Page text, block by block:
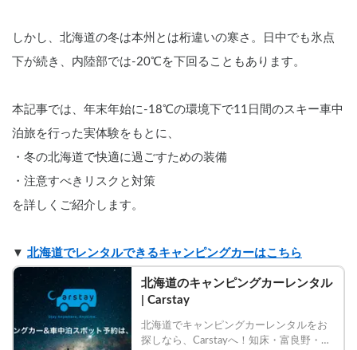
しかし、北海道の冬は本州とは桁違いの寒さ。日中でも氷点
下が続き、内陸部では-20℃を下回ることもあります。
本記事では、年末年始に-18℃の環境下で11日間のスキー車中
泊旅を行った実体験をもとに、
・冬の北海道で快適に過ごすための装備
・注意すべきリスクと対策
を詳しくご紹介します。
▼ 北海道でレンタルできるキャンピングカーはこちら
北海道のキャンピングカーレンタル
| Carstay
北海道でキャンピングカーレンタルをお
探しなら、Carstayへ！知床・富良野・洞